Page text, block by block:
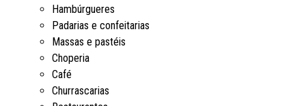
Hambúrgueres
Padarias e confeitarias
Massas e pastéis
Choperia
Café
Churrascarias